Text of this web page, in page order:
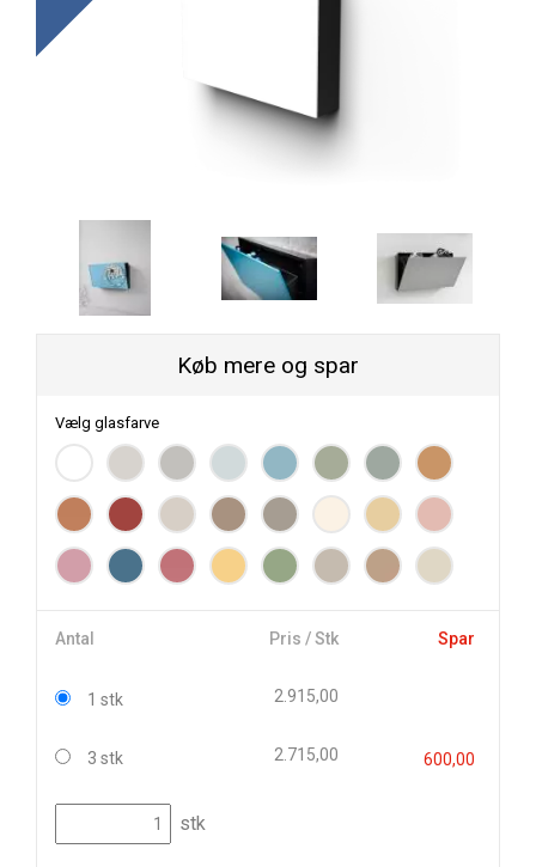
Køb mere og spar
Vælg glasfarve
Antal Pris / Stk Spar
1 stk 2.915,00
3 stk 2.715,00 600,00
stk